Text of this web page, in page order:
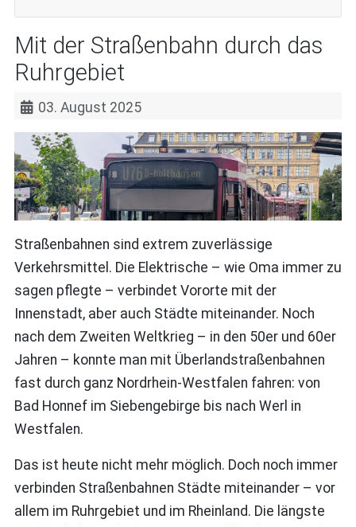
Mit der Straßenbahn durch das
Ruhrgebiet
03. August 2025
Straßenbahnen sind extrem zuverlässige
Verkehrsmittel. Die Elektrische – wie Oma immer zu
sagen pflegte – verbindet Vororte mit der
Innenstadt, aber auch Städte miteinander. Noch
nach dem Zweiten Weltkrieg – in den 50er und 60er
Jahren – konnte man mit Überlandstraßenbahnen
fast durch ganz Nordrhein-Westfalen fahren: von
Bad Honnef im Siebengebirge bis nach Werl in
Westfalen.
Das ist heute nicht mehr möglich. Doch noch immer
verbinden Straßenbahnen Städte miteinander – vor
allem im Ruhrgebiet und im Rheinland. Die längste